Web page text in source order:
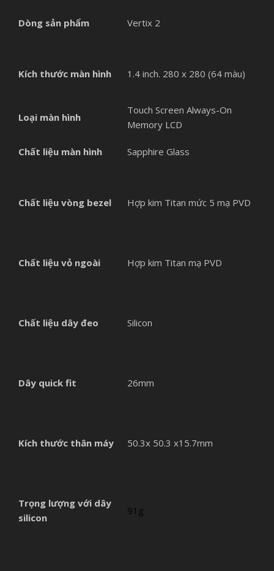
Dòng sản phẩm Vertix 2
Kích thước màn hình 1.4 inch. 280 x 280 (64 màu)
Loại màn hình
Touch Screen Always-On
Memory LCD
Chất liệu màn hình Sapphire Glass
Chất liệu vòng bezel Hợp kim Titan mức 5 mạ PVD
Chất liệu vỏ ngoài Hợp kim Titan mạ PVD
Chất liệu dây đeo Silicon
Dây quick fit 26mm
Kích thước thân máy 50.3x 50.3 x15.7mm
Trọng lượng với dây
silicon
91g